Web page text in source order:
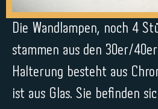
Die Wandlampen, noch 4
stammen aus den 30er/
Halterung besteht aus
ist aus Glas. Sie befinden